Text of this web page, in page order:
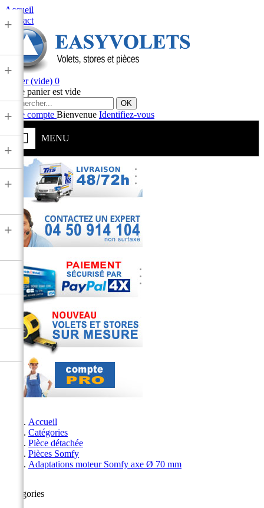
Accueil
Contact
Panier (vide) 0
Votre panier est vide
OK
Votre compte Bienvenue Identifiez-vous
MENU
+
+
+
+
+
+
Accueil
Catégories
Pièce détachée
Pièces Somfy
Adaptations moteur Somfy axe Ø 70 mm
Catégories